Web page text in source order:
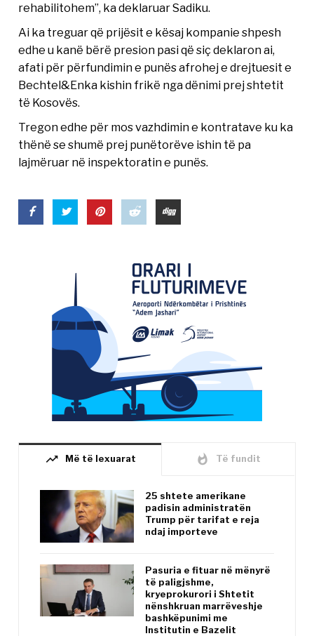
rehabilitohem”, ka deklaruar Sadiku.
Ai ka treguar që prijësit e kësaj kompanie shpesh
edhe u kanë bërë presion pasi që siç deklaron ai,
afati për përfundimin e punës afrohej e drejtuesit e
Bechtel&Enka kishin frikë nga dënimi prej shtetit
të Kosovës.
Tregon edhe për mos vazhdimin e kontratave ku ka
thënë se shumë prej punëtorëve ishin të pa
lajmëruar në inspektoratin e punës.
trending_up Më të lexuarat whatshot Të fundit
25 shtete amerikane
padisin administratën
Trump për tarifat e reja
ndaj importeve
Pasuria e fituar në mënyrë
të paligjshme,
kryeprokurori i Shtetit
nënshkruan marrëveshje
bashkëpunimi me
Institutin e Bazelit